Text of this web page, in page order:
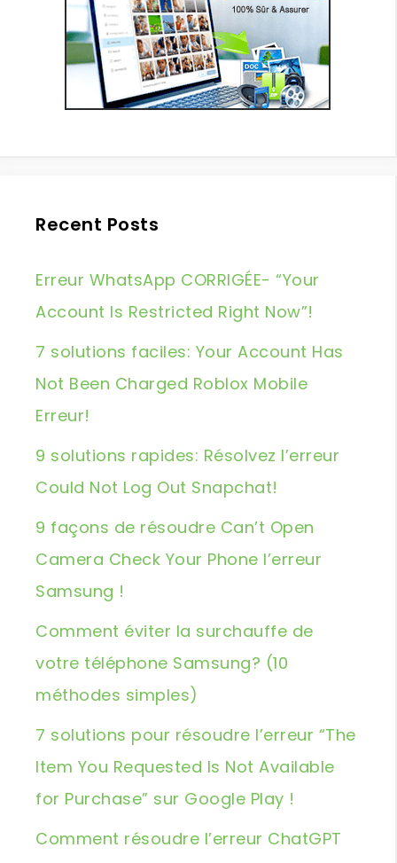
Recent Posts
Erreur WhatsApp CORRIGÉE- “Your
Account Is Restricted Right Now”!
7 solutions faciles: Your Account Has
Not Been Charged Roblox Mobile
Erreur!
9 solutions rapides: Résolvez l’erreur
Could Not Log Out Snapchat!
9 façons de résoudre Can’t Open
Camera Check Your Phone l’erreur
Samsung !
Comment éviter la surchauffe de
votre téléphone Samsung? (10
méthodes simples)
7 solutions pour résoudre l’erreur “The
Item You Requested Is Not Available
for Purchase” sur Google Play !
Comment résoudre l’erreur ChatGPT